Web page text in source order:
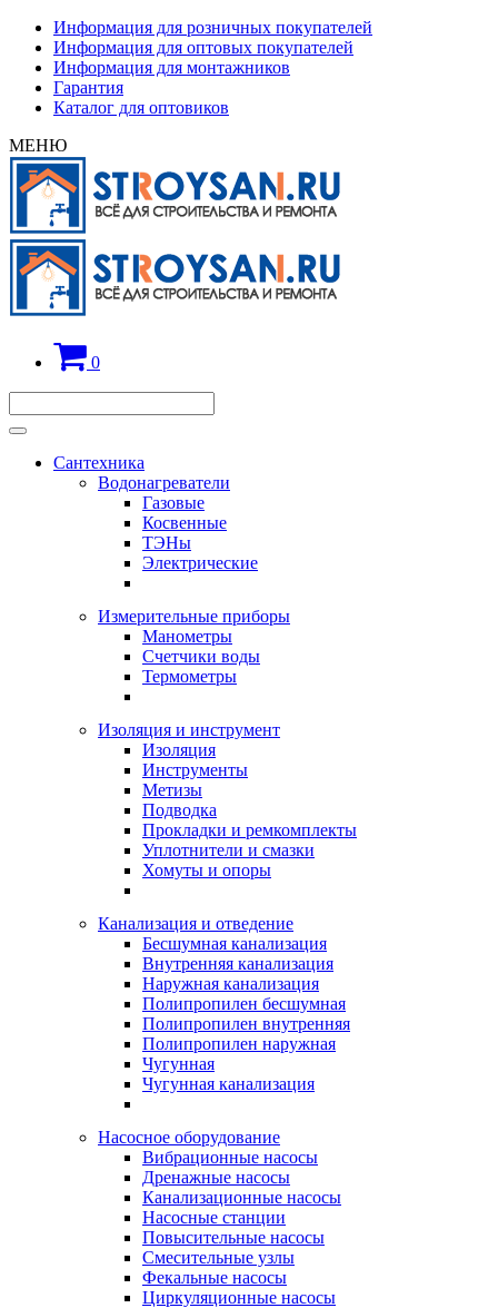
Информация для розничных покупателей
Информация для оптовых покупателей
Информация для монтажников
Гарантия
Каталог для оптовиков
МЕНЮ
0
Сантехника
Водонагреватели
Газовые
Косвенные
ТЭНы
Электрические
Измерительные приборы
Манометры
Счетчики воды
Термометры
Изоляция и инструмент
Изоляция
Инструменты
Метизы
Подводка
Прокладки и ремкомплекты
Уплотнители и смазки
Хомуты и опоры
Канализация и отведение
Бесшумная канализация
Внутренняя канализация
Наружная канализация
Полипропилен бесшумная
Полипропилен внутренняя
Полипропилен наружная
Чугунная
Чугунная канализация
Насосное оборудование
Вибрационные насосы
Дренажные насосы
Канализационные насосы
Насосные станции
Повысительные насосы
Смесительные узлы
Фекальные насосы
Циркуляционные насосы